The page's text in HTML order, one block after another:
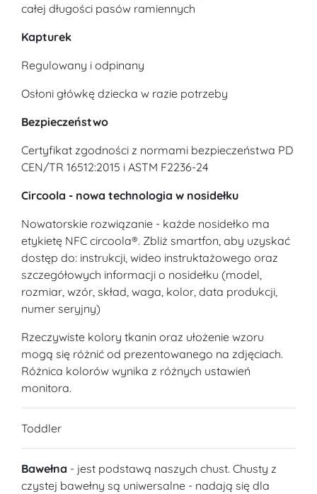
całej długości pasów ramiennych
Kapturek
Regulowany i odpinany
Osłoni główkę dziecka w razie potrzeby
Bezpieczeństwo
Certyfikat zgodności z normami bezpieczeństwa PD
CEN/TR 16512:2015 i ASTM F2236-24
Circoola - nowa technologia w nosidełku
Nowatorskie rozwiązanie - każde nosidełko ma
etykietę NFC circoola®. Zbliż smartfon, aby uzyskać
dostęp do: instrukcji, wideo instruktażowego oraz
szczegółowych informacji o nosidełku (model,
rozmiar, wzór, skład, waga, kolor, data produkcji,
numer seryjny)
Rzeczywiste kolory tkanin oraz ułożenie wzoru
mogą się różnić od prezentowanego na zdjęciach.
Różnica kolorów wynika z różnych ustawień
monitora.
Toddler
Bawełna - jest podstawą naszych chust. Chusty z
czystej bawełny są uniwersalne - nadają się dla